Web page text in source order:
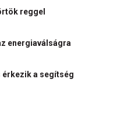
reggel
energiaválságra
érkezik a segítség